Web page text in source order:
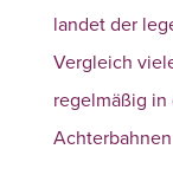
landet der
Vergleich
regelmäßig in